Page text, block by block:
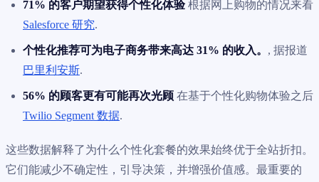
71% 的客户期望获得个性化体验根据网上购物的情况来看
Salesforce 研究.
个性化推荐可为电子商务带来高达 31% 的收入。 , 据报道
巴里利安斯.
56% 的顾客更有可能再次光顾 在基于个性化购物体验之后
Twilio Segment 数据.
这些数据解释了为什么个性化套餐的效果始终优于全站折扣。
它们能减少不确定性，引导决策，并增强价值感。最重要的